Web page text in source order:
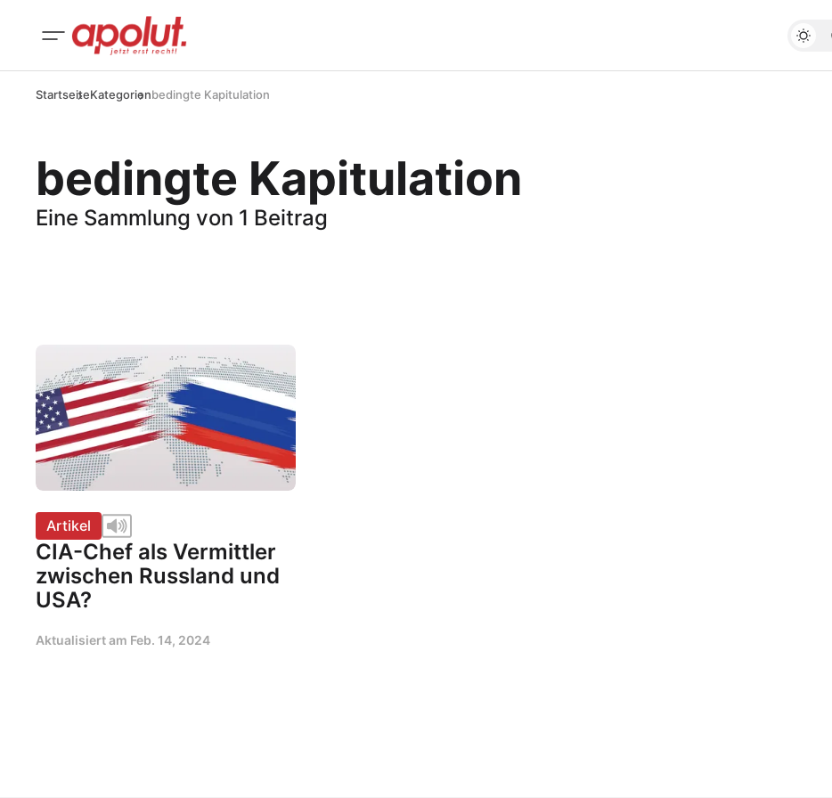
StartseiteKategorienbedingte Kapitulation
bedingte Kapitulation
Eine Sammlung von 1 Beitrag
Artikel
CIA-Chef als Vermittler
zwischen Russland und
USA?
Aktualisiert am Feb. 14, 2024